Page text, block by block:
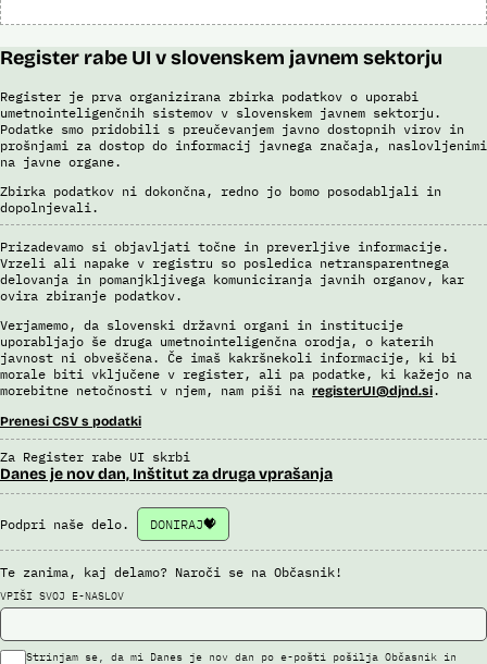
predstavljajo specifične potovalne vzorce storilcev terorističnih in
omogočajo usmerjeno delo policije in drugih pristojnih organov na
na utemeljene razloge v posamičnem primeru posreduje podatke
potnikov, prijavljenih na let, oziroma podatke potnikov iz sistema
rezervacij letalskih vozovnic oziroma rezultate njihove obdelave
drugim enotam policije.
pri avtomatizirani obdelavi podatkov ter varnostna tveganja
posamično pregledajo še z neavtomatiziranimi sredstvi.
Sistem uporablja sledeče vire podatkov: Evidenca potnikov,
prijavljenih na let, Evidenca potnikov iz sistema rezervacij letalskih
vozovnic, Evidence policije, Schengenskega informacijskega sistema,
Interpola.
Viri:
Brošura 60 let informacijsko telekomunikacijskega sistema policije
Odgovor na zahtevek za informacije javnega značaja
Register rabe UI v slovenskem javnem sektorju
Register je prva organizirana zbirka podatkov o uporabi
umetnointeligenčnih sistemov v slovenskem javnem sektorju.
Podatke smo pridobili s preučevanjem javno dostopnih virov in
prošnjami za dostop do informacij javnega značaja, naslovljenimi
na javne organe.
Zbirka podatkov ni dokončna, redno jo bomo posodabljali in
dopolnjevali.
Prizadevamo si objavljati točne in preverljive informacije.
Vrzeli ali napake v registru so posledica netransparentnega
delovanja in pomanjkljivega komuniciranja javnih organov, kar
ovira zbiranje podatkov.
Verjamemo, da slovenski državni organi in institucije
uporabljajo še druga umetnointeligenčna orodja, o katerih
javnost ni obveščena. Če imaš kakršnekoli informacije, ki bi
morale biti vključene v register, ali pa podatke, ki kažejo na
morebitne netočnosti v njem, nam piši na registerUI@djnd.si.
Prenesi CSV s podatki
Za Register rabe UI skrbi
Danes je nov dan, Inštitut za druga vprašanja
Podpri naše delo. DONIRAJ
Te zanima, kaj delamo? Naroči se na Občasnik!
VPIŠI SVOJ E-NASLOV
Strinjam se, da mi Danes je nov dan po e-pošti pošilja Občasnik in